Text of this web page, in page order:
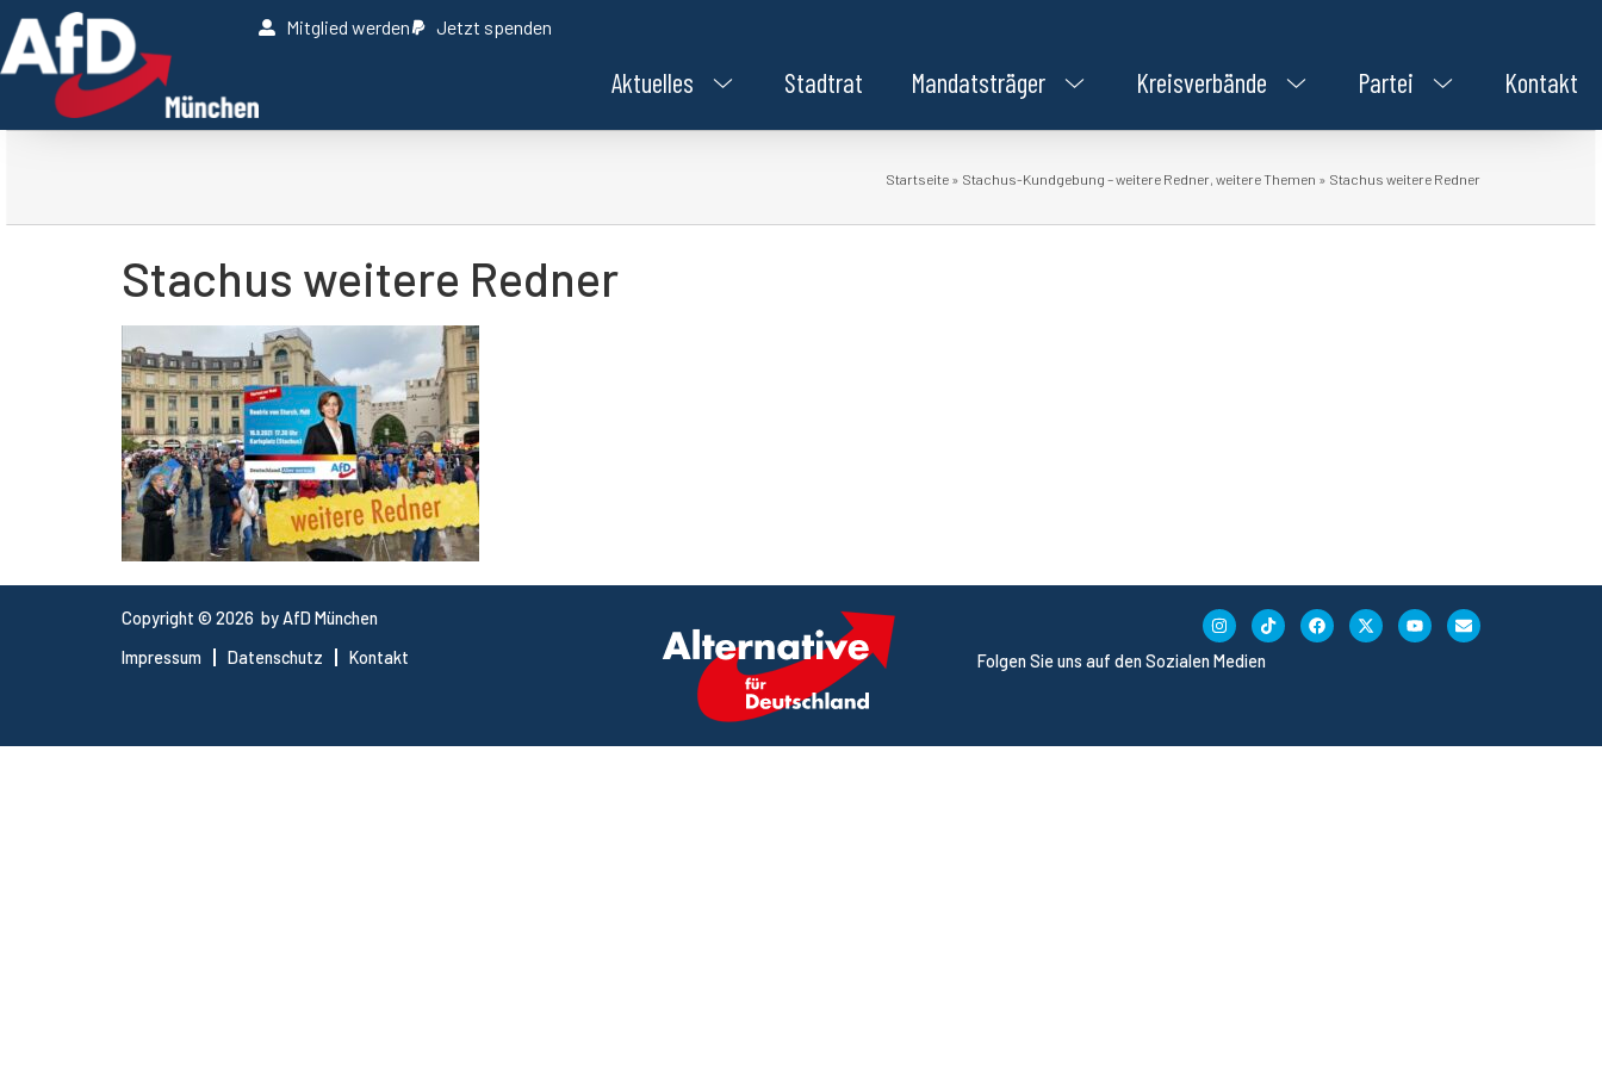
Mitglied werden Jetzt spenden
Aktuelles Stadtrat Mandatsträger Kreisverbände Partei Kontakt
Startseite » Stachus-Kundgebung – weitere Redner, weitere Themen » Stachus weitere Redner
Stachus weitere Redner
Copyright © 2026 by AfD München
Impressum
Datenschutz Kontakt Folgen Sie uns auf den Sozialen Medien